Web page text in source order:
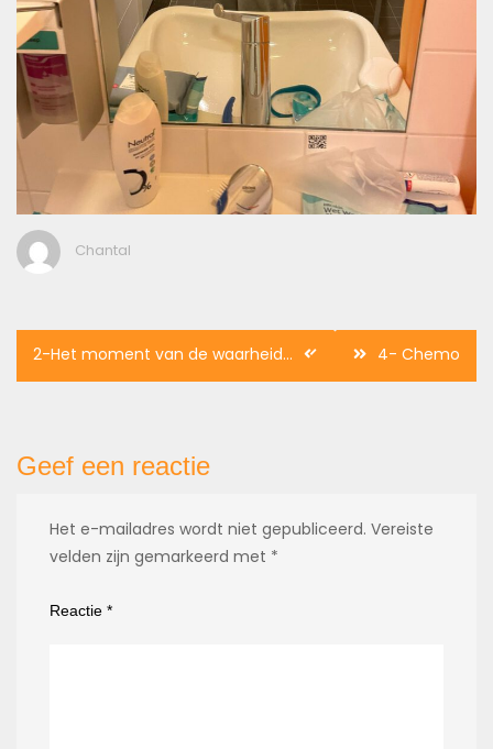
Chantal
Berichtnavigatie
2-Het moment van de waarheid… 4- Chemo
Geef een reactie
Het e-mailadres wordt niet gepubliceerd. Vereiste
velden zijn gemarkeerd met *
Reactie *